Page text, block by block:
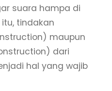
suara hampa di
tindakan
maupun
dari
hal yang wajib